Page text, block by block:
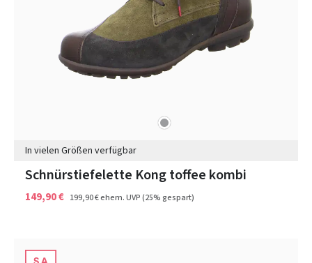
grau
In vielen Größen verfügbar
Schnürstiefelette Kong toffee kombi
149,90 € 199,90 €ehem. UVP(25% gespart)